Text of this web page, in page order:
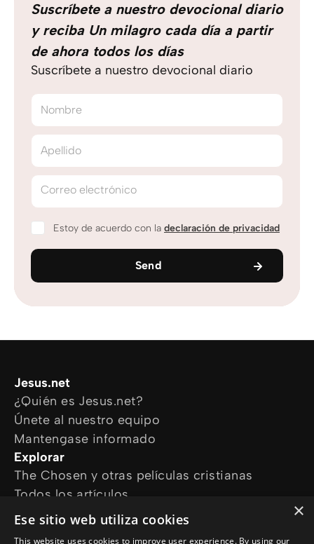
Suscríbete a nuestro devocional diario
y reciba Un milagro cada día a partir
de ahora todos los días
Suscríbete a nuestro devocional diario
Nombre
Apellido
Correo electrónico
Estoy de acuerdo con la declaración de privacidad
Send
Jesus.net
¿Quién es Jesus.net?
Únete al nuestro equipo
Mantengase informado
Explorar
The Chosen y otras películas cristianas
Todos los artículos
Cursos online
×
Ese sitio web utiliza cookies
This website uses cookies to improve user experience. By using our